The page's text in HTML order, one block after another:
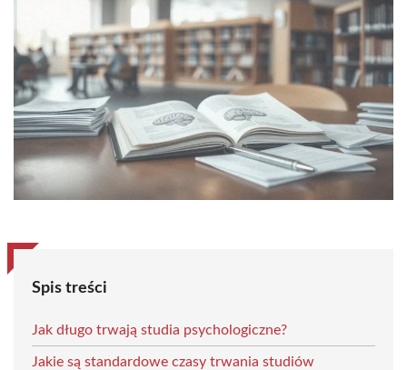
Spis treści
Jak długo trwają studia psychologiczne?
Jakie są standardowe czasy trwania studiów